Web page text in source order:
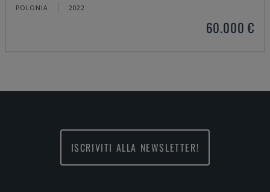
POLONIA 2022
60.000 €
ISCRIVITI ALLA NEWSLETTER!